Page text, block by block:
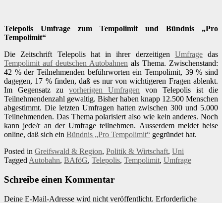
Telepolis Umfrage zum Tempolimit und Bündnis „Pro
Tempolimit“
Die Zeitschrift Telepolis hat in ihrer derzeitigen Umfragedas
Tempolimit auf deutschen Autobahnen als Thema. Zwischenstand:
42 % der Teilnehmenden beführworten ein Tempolimit, 39 % sind
dagegen, 17 % finden, daß es nur von wichtigeren Fragen ablenkt.
Im Gegensatz zu vorherigen Umfragen von Telepolis ist die
Teilnehmendenzahl gewaltig. Bisher haben knapp 12.500 Menschen
abgestimmt. Die letzten Umfragen hatten zwischen 300 und 5.000
Teilnehmenden. Das Thema polarisiert also wie kein anderes. Noch
kann jede/r an der Umfrage teilnehmen. Ausserdem meldet heise
online, daß sich ein Bündnis „Pro Tempolimit“ gegründet hat.
Posted in Greifswald & Region, Politik & Wirtschaft, Uni
TaggedAutobahn, BAföG, Telepolis, Tempolimit, Umfrage
Schreibe einen Kommentar
Deine E-Mail-Adresse wird nicht veröffentlicht. Erforderliche